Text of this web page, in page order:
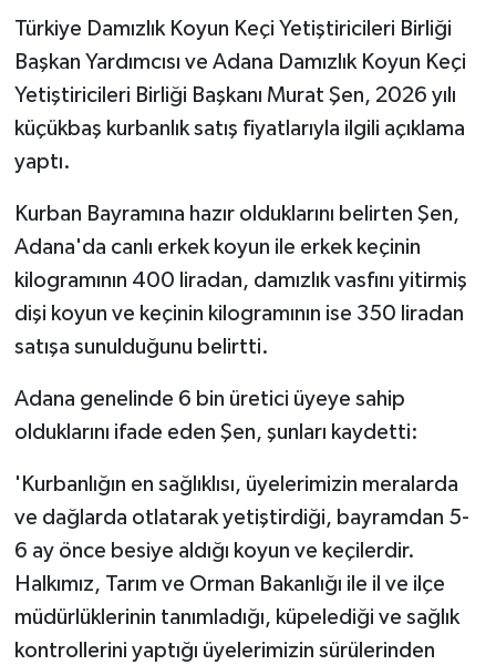
Türkiye Damızlık Koyun Keçi Yetiştiricileri Birliği
Başkan Yardımcısı ve Adana Damızlık Koyun Keçi
Yetiştiricileri Birliği Başkanı Murat Şen, 2026 yılı
küçükbaş kurbanlık satış fiyatlarıyla ilgili açıklama
yaptı.
Kurban Bayramına hazır olduklarını belirten Şen,
Adana'da canlı erkek koyun ile erkek keçinin
kilogramının 400 liradan, damızlık vasfını yitirmiş
dişi koyun ve keçinin kilogramının ise 350 liradan
satışa sunulduğunu belirtti.
Adana genelinde 6 bin üretici üyeye sahip
olduklarını ifade eden Şen, şunları kaydetti:
'Kurbanlığın en sağlıklısı, üyelerimizin meralarda
ve dağlarda otlatarak yetiştirdiği, bayramdan 5-
6 ay önce besiye aldığı koyun ve keçilerdir.
Halkımız, Tarım ve Orman Bakanlığı ile il ve ilçe
müdürlüklerinin tanımladığı, küpelediği ve sağlık
kontrollerini yaptığı üyelerimizin sürülerinden